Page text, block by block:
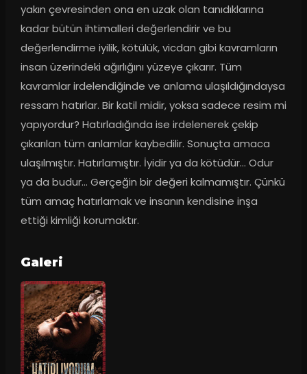
yakın çevresinden ona en uzak olan tanıdıklarına
kadar bütün ihtimalleri değerlendirir ve bu
değerlendirme iyilik, kötülük, vicdan gibi kavramların
insan üzerindeki ağırlığını yüzeye çıkarır. Tüm
kavramlar irdelendiğinde ve anlama ulaşıldığındaysa
ressam hatırlar. Bir katil midir, yoksa sadece resim mi
yapıyordur? Hatırladığında ise irdelenerek çekip
çıkarılan tüm anlamlar kaybedilir. Sonuçta amaca
ulaşılmıştır. Hatırlamıştır. İyidir ya da kötüdür… Odur
ya da budur… Gerçeğin bir değeri kalmamıştır. Çünkü
tüm amaç hatırlamak ve insanın kendisine inşa
ettiği kimliği korumaktır.
Galeri